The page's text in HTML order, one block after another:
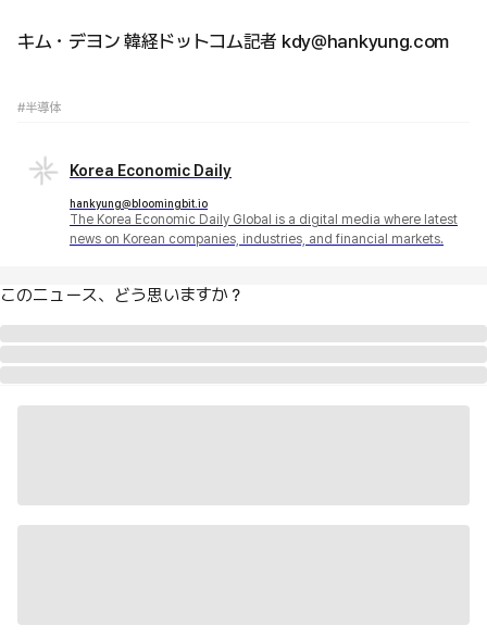
キム・デヨン 韓経ドットコム記者 kdy@hankyung.com
#半導体
Korea Economic Daily
hankyung@bloomingbit.io
The Korea Economic Daily Global is a digital media where latest
news on Korean companies, industries, and financial markets.
このニュース、どう思いますか？